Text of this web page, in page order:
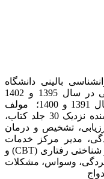
بالینی دانشگاه
خوارزمی، استاد نمونه دانشگاه خوارزمی در سال 1395 و 1402
پژوهشگر نمونه دانشگاه خوارزمی در سال 1391 و 1400؛ مولف
بیش از 180 مقاله علمی، مترجم و نویسنده نزدیک 30 جلد کتاب،
تشخیص و درمان
مدیر مرکز خدمات
روانشناسی و مشاوره کاج، روان­ درمانگر شناختی رفتاری (CBT) و
وسواس، مشکلات